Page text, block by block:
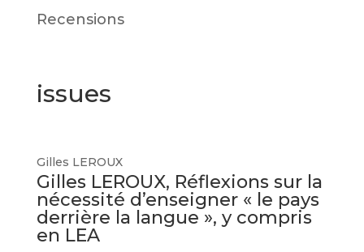
Recensions
issues
Gilles LEROUX
Gilles LEROUX, Réflexions sur la
nécessité d’enseigner « le pays
derrière la langue », y compris
en LEA